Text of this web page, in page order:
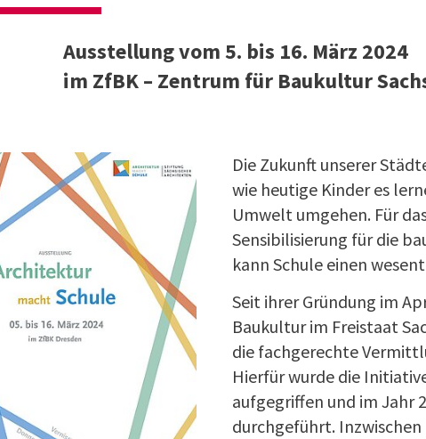
Ausstellung vom 5. bis 16. März 2024
im ZfBK – Zentrum für Baukultur
Die Zukunft unserer
wie heutige Kinder es
Umwelt umgehen. Für
Sensibilisierung für die
kann Schule einen
Seit ihrer Gründung im
Baukultur im Freistaat
die fachgerechte
Hierfür wurde die
aufgegriffen und im Jahr
durchgeführt.